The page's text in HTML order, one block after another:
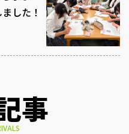
した！
事